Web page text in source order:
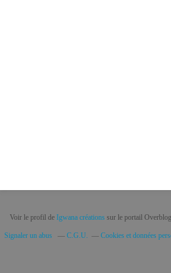
Voir le profil de Igwana créationssur le portail Overblog
Signaler un abus C.G.U. Cookies et données